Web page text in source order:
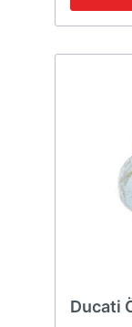
Ducati